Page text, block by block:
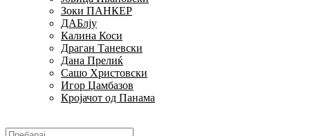
Зоки ПАНКЕР
ДАБлју
Калина Коси
Драган Таневски
Дана Прелиќ
Сашо Христовски
Игор Џамбазов
Кројачот од Панама